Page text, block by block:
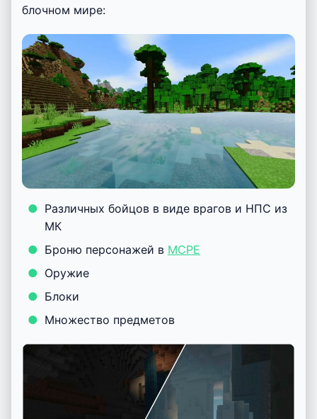
блочном мире:
Различных бойцов в виде врагов и НПС из
МК
Броню персонажей в MCPE
Оружие
Блоки
Множество предметов